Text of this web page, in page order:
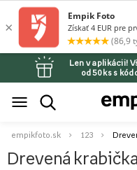
Len v aplikácii!
od 50 ks s
empikfoto.sk 123
Drevená